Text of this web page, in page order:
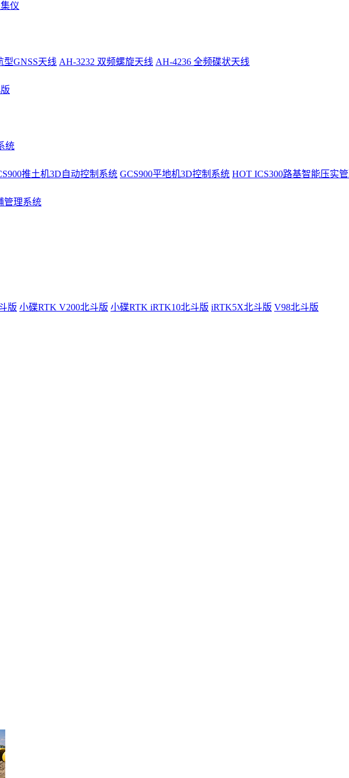
仪
型GNSS天线 AH-3232 双频螺旋天线 AH-4236 全频碟状天线
统
推土机3D自动控制系统 GCS900平地机3D控制系统 HOT ICS300路基智能压实
管理系统
版 小碟RTK V200北斗版 小碟RTK iRTK10北斗版 iRTK5X北斗版 V98北斗版